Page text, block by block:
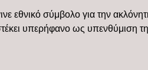
εθνικό σύμβολο για την
υπερήφανο ως υπενθύμιση